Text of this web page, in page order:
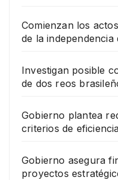
Comienzan los
de la independencia
Investigan posible
de dos reos
Gobierno plantea
criterios de
Gobierno asegura
proyectos